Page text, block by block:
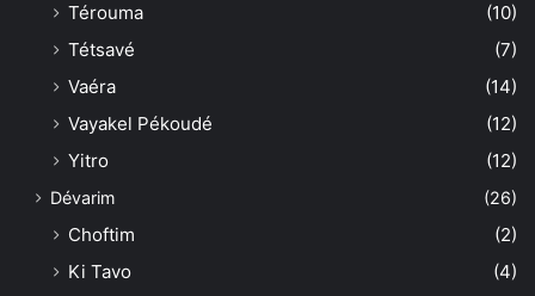
Térouma
(10)
Tétsavé
(7)
Vaéra
(14)
Vayakel Pékoudé
(12)
Yitro
(12)
Dévarim (26)
Choftim
(2)
Ki Tavo
(4)